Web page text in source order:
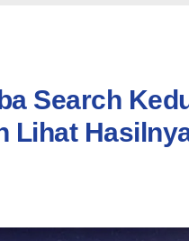
Search
Lihat